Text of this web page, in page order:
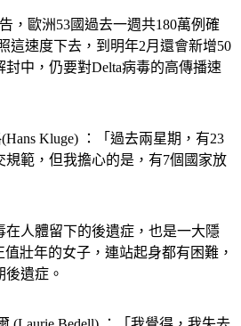
，歐洲53國過去一週共180萬例確
這速度下去，到明年2月還會新增50
中，仍要對Delta病毒的高傳播速
Kluge) ：「過去兩星期，有23
範，但我擔心的是，有7個國家放
在人體留下的後遺症，也是一大隱
值壯年的女子，連站起身都有困難，
遺症。